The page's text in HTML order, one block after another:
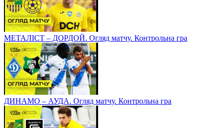
МЕТАЛІСТ – ДОРДОЙ. Огляд матчу. Контрольна гра
ДИНАМО – АУДА. Огляд матчу. Контрольна гра